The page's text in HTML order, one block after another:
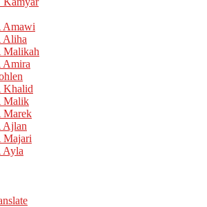
Amawi
Aliha
Malikah
Amira
Khalid
Malik
Marek
Ajlan
Majari
Ayla